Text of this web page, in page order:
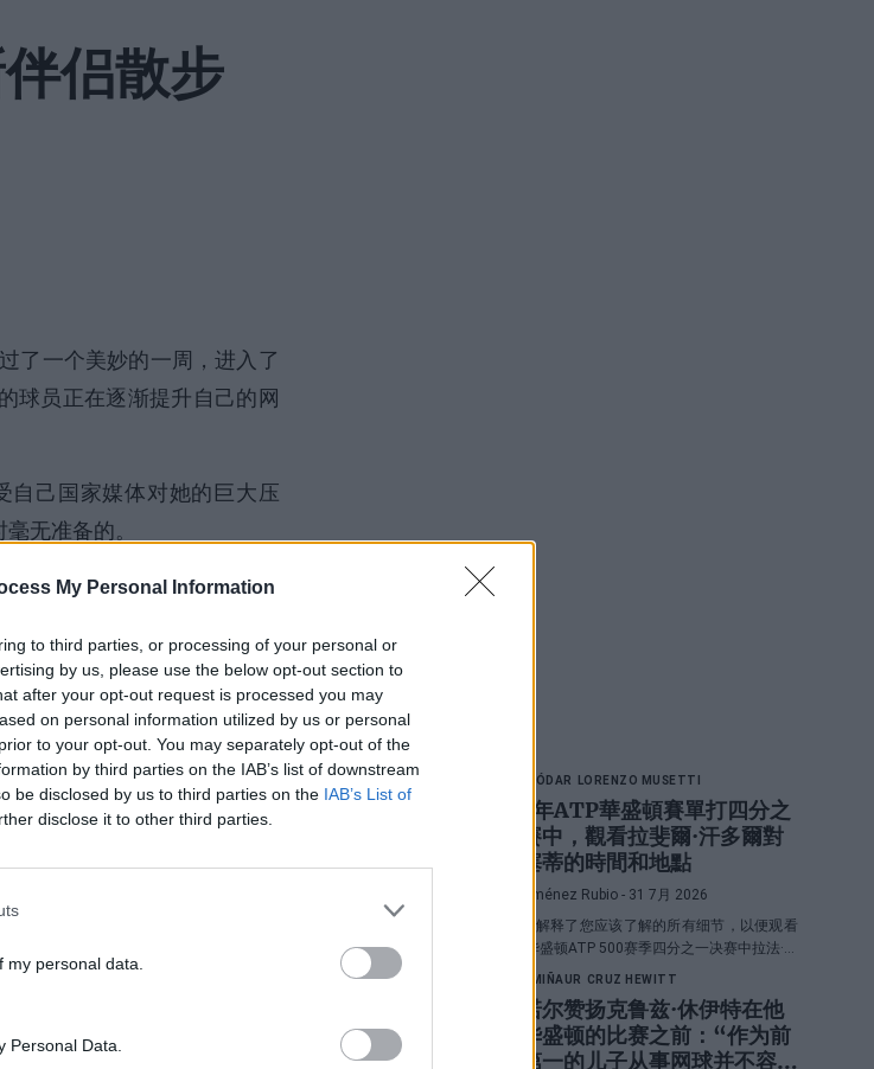
My Personal Information
to third parties, or processing of your personal or
by us, please use the below opt-out section to
after your opt-out request is processed you may
on personal information utilized by us or personal
to your opt-out. You may separately opt-out of the
by third parties on the IAB’s list of downstream
be disclosed by us to third parties on the IAB’s List of
disclose it to other third parties.
personal data.
Personal Data.
侣散步
了一个美妙的一周，进入了
球员正在逐渐提升自己的网
自己国家媒体对她的巨大压
无准备的。
比赛，她已多次与他联系在
伦敦的巴特西公园与看起来
》的报道。
最新文章
RAFAEL JÓDAR LORENZO MUSETTI
2026年ATP華盛頓賽單打四分之
一決賽中，觀看拉斐爾·汗多爾對
陣穆塞蒂的時間和地點
Diego Jiménez Rubio- 31 7月 2026
我们深入解释了您应该了解的所有细节，以便观看
2026年华盛顿ATP 500赛季四分之一决赛中拉法·霍
达尔和洛伦佐·穆塞蒂之间的直播对决。
ALEX DE MIÑAUR CRUZ HEWITT
德米诺尔赞扬克鲁兹·休伊特在他
们在华盛顿的比赛之前：“作为前
世界第一的儿子从事网球并不容